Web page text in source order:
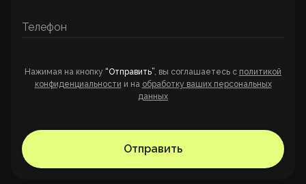
Телефон
Нажимая на кнопку “Отправить”, вы соглашаетесь с политикой
конфиденциальности и на обработку ваших персональных
данных
Отправить